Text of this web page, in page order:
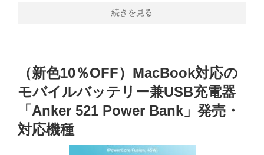
続きを見る
（新色10％OFF）MacBook対応の
モバイルバッテリー兼USB充電器
「Anker 521 Power Bank」発売・
対応機種